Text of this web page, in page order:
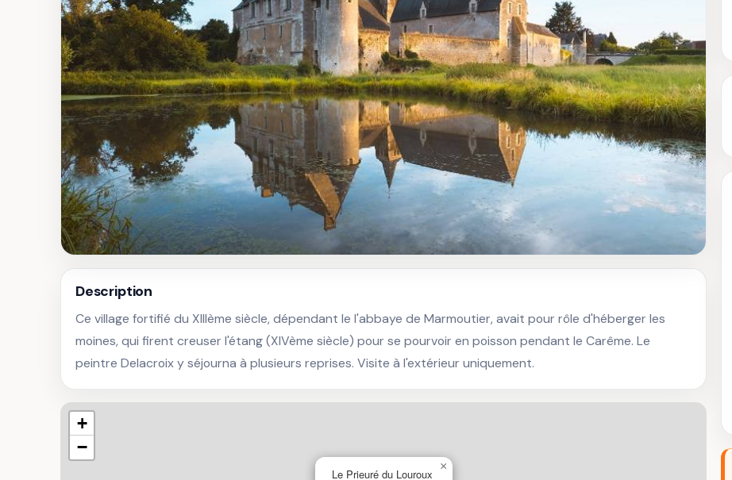
Description
Ce village fortifié du XIIIème siècle, dépendant le l'abbaye de Marmoutier, avait pour rôle d'héberger les
moines, qui firent creuser l'étang (XIVème siècle) pour se pourvoir en poisson pendant le Carême. Le
peintre Delacroix y séjourna à plusieurs reprises. Visite à l'extérieur uniquement.
Le Prieuré du Louroux
×
+
−